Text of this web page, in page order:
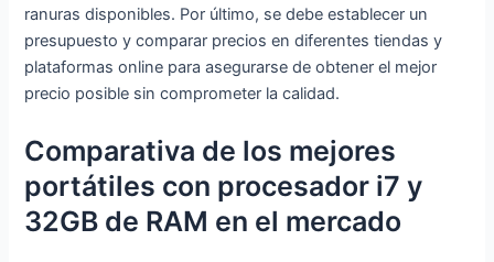
ranuras disponibles. Por último, se debe establecer un
presupuesto y comparar precios en diferentes tiendas y
plataformas online para asegurarse de obtener el mejor
precio posible sin comprometer la calidad.
Comparativa de los mejores
portátiles con procesador i7 y
32GB de RAM en el mercado